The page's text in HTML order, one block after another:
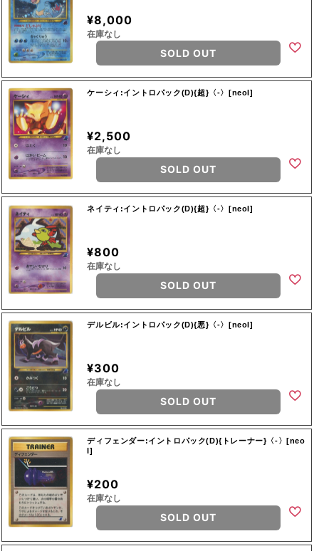
¥8,000
在庫なし
SOLD OUT
ケーシィ:イントロパック(D){超}〈-〉[neoI]
¥2,500
在庫なし
SOLD OUT
ネイティ:イントロパック(D){超}〈-〉[neoI]
¥800
在庫なし
SOLD OUT
デルビル:イントロパック(D){悪}〈-〉[neoI]
¥300
在庫なし
SOLD OUT
ディフェンダー:イントロパック(D){トレーナー}〈-〉[neo
I]
¥200
在庫なし
SOLD OUT